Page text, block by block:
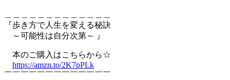
『歩き方で人生を変える秘訣
～可能性は自分次第～ 』
本のご購入はこちらから☆
https://amzn.to/2K7pPLk
￣￣￣￣￣￣￣￣￣￣￣￣￣